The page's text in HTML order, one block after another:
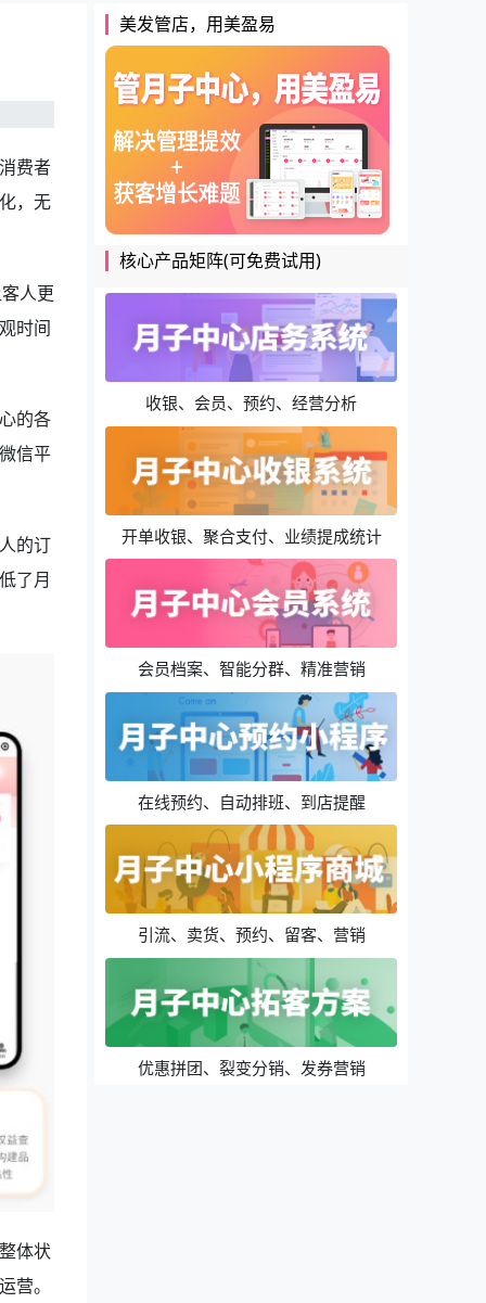
费者
，无
人更
时间
的各
信平
的订
了月
体状
营。
美发管店，用美盈易
核心产品矩阵(可免费试用)
收银、会员、预约、经营分析
开单收银、聚合支付、业绩提成统计
会员档案、智能分群、精准营销
在线预约、自动排班、到店提醒
引流、卖货、预约、留客、营销
优惠拼团、裂变分销、发券营销